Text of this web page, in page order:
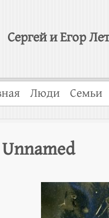
Сергей и Егор
Люди Семьи